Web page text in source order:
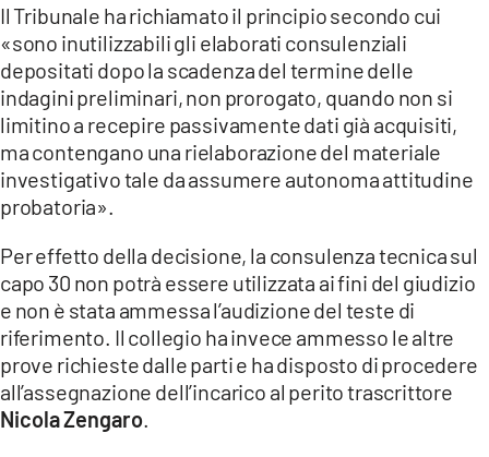
Il Tribunale ha richiamato il principio secondo cui
«sono inutilizzabili gli elaborati consulenziali
depositati dopo la scadenza del termine delle
indagini preliminari, non prorogato, quando non si
limitino a recepire passivamente dati già acquisiti,
ma contengano una rielaborazione del materiale
investigativo tale da assumere autonoma attitudine
probatoria».
Per effetto della decisione, la consulenza tecnica sul
capo 30 non potrà essere utilizzata ai fini del giudizio
e non è stata ammessa l’audizione del teste di
riferimento. Il collegio ha invece ammesso le altre
prove richieste dalle parti e ha disposto di procedere
all’assegnazione dell’incarico al perito trascrittore
Nicola Zengaro